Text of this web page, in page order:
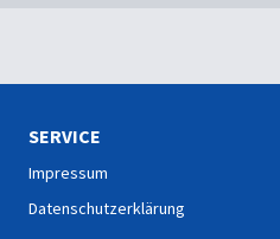
SERVICE
Impressum
Datenschutzerklärung